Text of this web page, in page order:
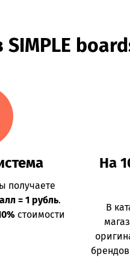
получаете
= 1 рубль.
стоимости
На
В